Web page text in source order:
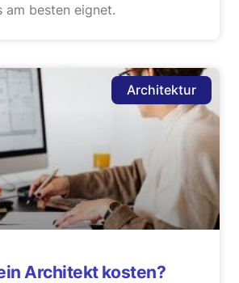
am besten eignet.
Architektur
Architekt kosten?